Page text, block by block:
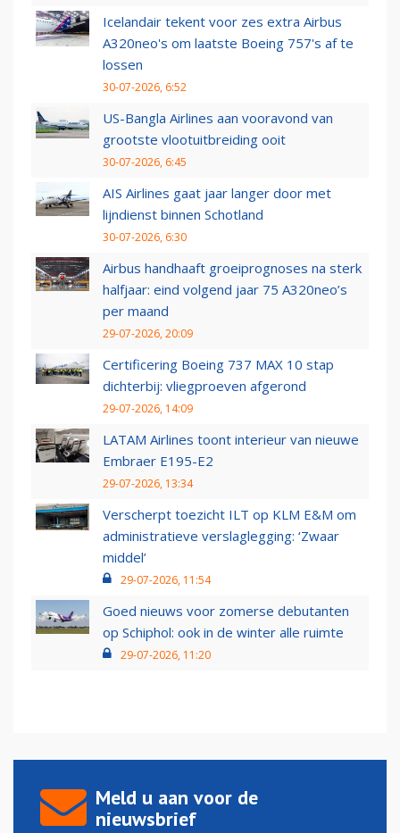
Icelandair tekent voor zes extra Airbus
A320neo's om laatste Boeing 757's af te
lossen
30-07-2026, 6:52
US-Bangla Airlines aan vooravond van
grootste vlootuitbreiding ooit
30-07-2026, 6:45
AIS Airlines gaat jaar langer door met
lijndienst binnen Schotland
30-07-2026, 6:30
Airbus handhaaft groeiprognoses na sterk
halfjaar: eind volgend jaar 75 A320neo’s
per maand
29-07-2026, 20:09
Certificering Boeing 737 MAX 10 stap
dichterbij: vliegproeven afgerond
29-07-2026, 14:09
LATAM Airlines toont interieur van nieuwe
Embraer E195-E2
29-07-2026, 13:34
Verscherpt toezicht ILT op KLM E&M om
administratieve verslaglegging: ‘Zwaar
middel’
29-07-2026, 11:54
Goed nieuws voor zomerse debutanten
op Schiphol: ook in de winter alle ruimte
29-07-2026, 11:20
Meld u aan voor de
nieuwsbrief